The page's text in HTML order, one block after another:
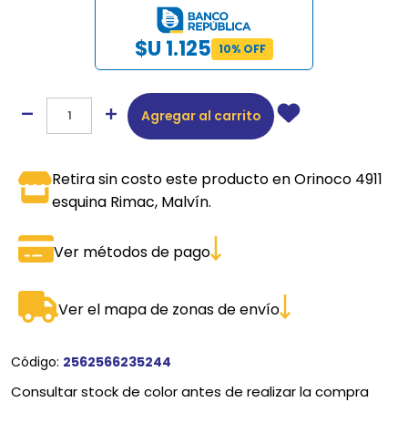
$U 1.125 10% OFF
Agregar al carrito
Retira sin costo este producto en Orinoco 4911
esquina Rimac, Malvín.
Ver métodos de pago
Ver el mapa de zonas de envío
Código: 2562566235244
Consultar stock de color antes de realizar la compra